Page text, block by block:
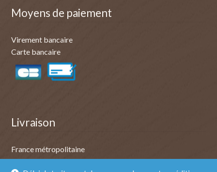
Moyens de paiement
Virement bancaire
Carte bancaire
Livraison
France métropolitaine
Belgique